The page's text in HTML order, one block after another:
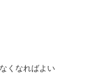
くなればよい